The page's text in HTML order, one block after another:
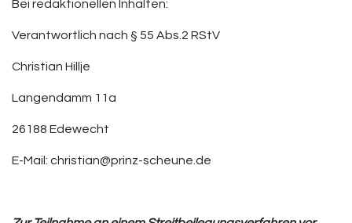
Bei redaktionellen Inhalten:
Verantwortlich nach § 55 Abs.2 RStV
Christian Hillje
Langendamm 11a
26188 Edewecht
E-Mail: christian@prinz-scheune.de